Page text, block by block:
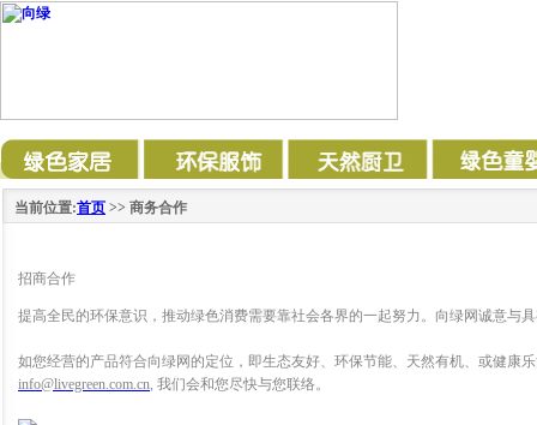
当前位置:首页 >> 商务合作
招商合作
提高全民的环保意识，推动绿色消费需要靠社会各界的一起努力。向绿网诚意与
如您经营的产品符合向绿网的定位，即生态友好、环保节能、天然有机、或健康
info@livegreen.com.cn, 我们会和您尽快与您联络。